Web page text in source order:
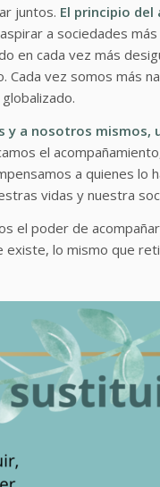
juntos. El principio
a sociedades más
en cada vez más
Cada vez somos más
y a nosotros mismos,
el
a quienes lo
vidas y nuestra
el poder de
lo mismo que